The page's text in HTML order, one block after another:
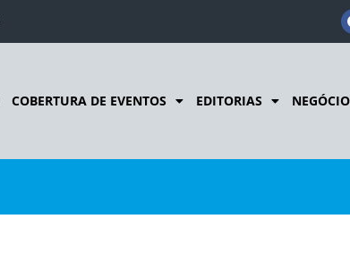
COBERTURA DE EVENTOS EDITORIAS